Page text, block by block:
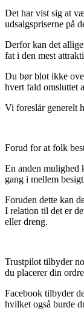
Det har vist sig at
udsalgspriserne på
Derfor kan det
fat i den mest
Du bør blot ikke
hvert fald omsluttet
Vi foreslår generelt
Forud for at folk
En anden mulighed
gang i mellem
Foruden dette kan
I relation til det er
eller dreng.
Trustpilot tilbyder
du placerer din
Facebook tilbyder
hvilket også burde